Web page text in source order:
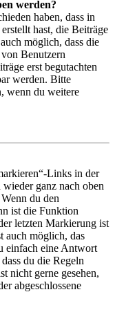
werden?
haben, dass in
hast, die Beiträge
möglich, dass die
Benutzern
erst begutachten
werden. Bitte
wenn du weitere
Links in der
ganz nach oben
du den
ist die Funktion
letzten Markierung ist
auch möglich, das
einfach eine Antwort
du die Regeln
nicht gerne gesehen,
abgeschlossene